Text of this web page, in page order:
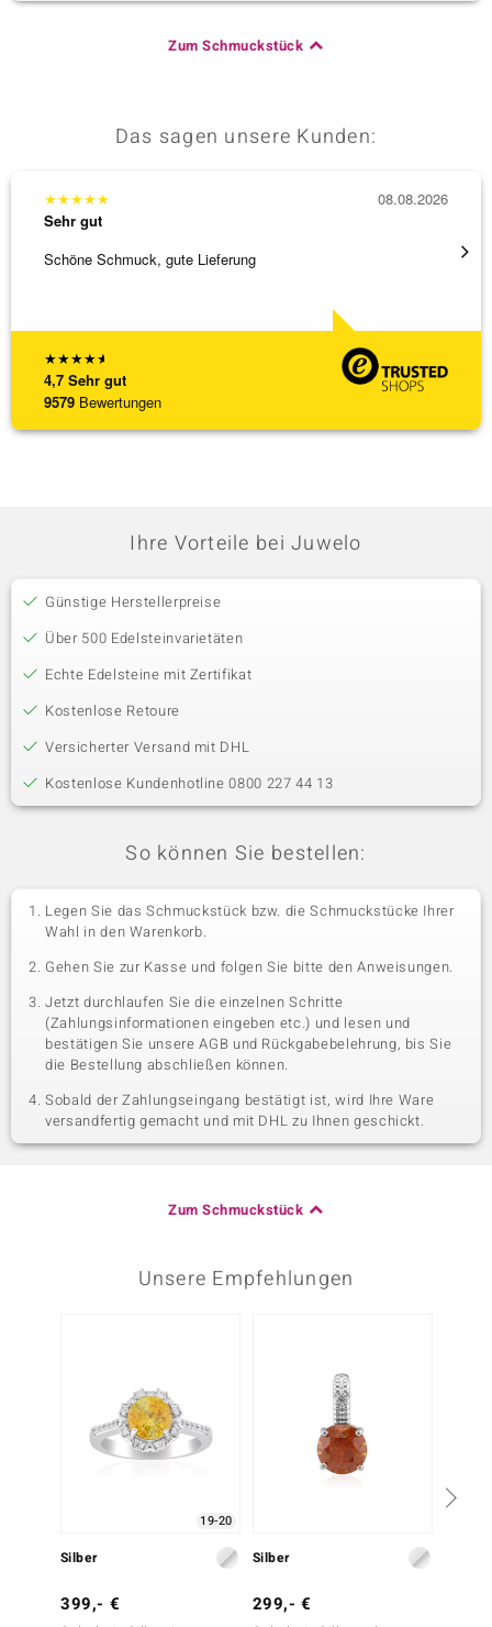
Zum Schmuckstück
Das sagen unsere Kunden:
★★★★★
4,7 Sehr gut
9579 Bewertungen
★★★★★
Sehr gut
Schöne Schmuck, gute Lieferung
08.08.2026
Ihre Vorteile bei Juwelo
Günstige Herstellerpreise
Über 500 Edelsteinvarietäten
Echte Edelsteine mit Zertifikat
Kostenlose Retoure
Versicherter Versand mit DHL
Kostenlose Kundenhotline 0800 227 44 13
So können Sie bestellen:
Legen Sie das Schmuckstück bzw. die Schmuckstücke Ihrer
Wahl in den Warenkorb.
Gehen Sie zur Kasse und folgen Sie bitte den Anweisungen.
Jetzt durchlaufen Sie die einzelnen Schritte
(Zahlungsinformationen eingeben etc.) und lesen und
bestätigen Sie unsere AGB und Rückgabebelehrung, bis Sie
die Bestellung abschließen können.
Sobald der Zahlungseingang bestätigt ist, wird Ihre Ware
versandfertig gemacht und mit DHL zu Ihnen geschickt.
Zum Schmuckstück
Unsere Empfehlungen
19-20
Silber
399,- €
Silber
299,- €